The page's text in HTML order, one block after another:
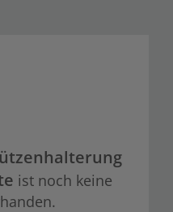
ist noch keine